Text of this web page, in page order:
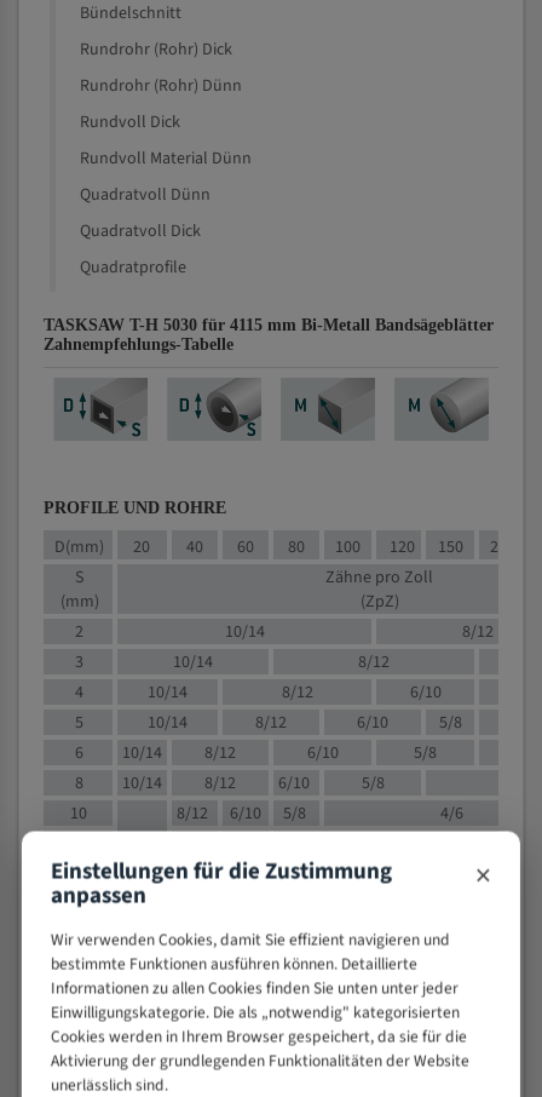
Bündelschnitt
Rundrohr (Rohr) Dick
Rundrohr (Rohr) Dünn
Rundvoll Dick
Rundvoll Material Dünn
Quadratvoll Dünn
Quadratvoll Dick
Quadratprofile
TASKSAW T-H 5030 für 4115 mm Bi-Metall Bandsägeblätter
Zahnempfehlungs-Tabelle
PROFILE UND ROHRE
D(mm) 20 40 60 80 100 120 150 200
S
(mm)
Zähne pro Zoll
(ZpZ)
2
10/14
8/12
3
10/14 8/12
4
10/14 8/12 6/10
5
10/14 8/12 6/10
5/8
6
10/14 8/12 6/10
5/8
8
10/14 8/12 6/10 5/8
10
8/12 6/10 5/8
4/6
15
8/12 6/10
4/5
20
30
4/5
50
80
> 100
VOLLMATERIAL
Einstellungen für die Zustimmung
anpassen ×
Wir verwenden Cookies, damit Sie effizient navigieren und
bestimmte Funktionen ausführen können. Detaillierte
Informationen zu allen Cookies finden Sie unten unter jeder
Einwilligungskategorie. Die als „notwendig" kategorisierten
Cookies werden in Ihrem Browser gespeichert, da sie für die
Aktivierung der grundlegenden Funktionalitäten der Website
unerlässlich sind.